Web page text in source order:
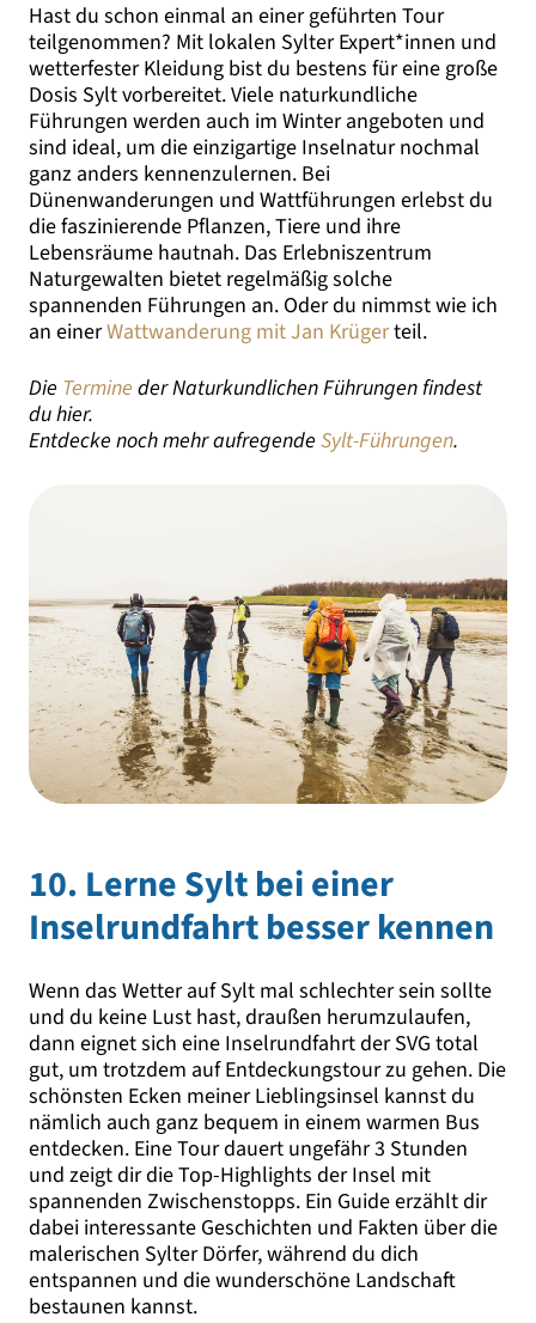
Hast du schon einmal an einer geführten Tour
teilgenommen? Mit lokalen Sylter Expert*innen und
wetterfester Kleidung bist du bestens für eine große
Dosis Sylt vorbereitet. Viele naturkundliche
Führungen werden auch im Winter angeboten und
sind ideal, um die einzigartige Inselnatur nochmal
ganz anders kennenzulernen. Bei
Dünenwanderungen und Wattführungen erlebst du
die faszinierende Pflanzen, Tiere und ihre
Lebensräume hautnah. Das Erlebniszentrum
Naturgewalten bietet regelmäßig solche
spannenden Führungen an. Oder du nimmst wie ich
an einerWattwanderung mit Jan Krügerteil.
Die Termine der Naturkundlichen Führungen findest
du hier.
Entdecke noch mehr aufregende Sylt-Führungen.
10. Lerne Sylt bei einer
Inselrundfahrt besser kennen
Wenn das Wetter auf Sylt mal schlechter sein sollte
und du keine Lust hast, draußen herumzulaufen,
dann eignet sich eine Inselrundfahrt der SVG total
gut, um trotzdem auf Entdeckungstour zu gehen. Die
schönsten Ecken meiner Lieblingsinsel kannst du
nämlich auch ganz bequem in einem warmen Bus
entdecken. Eine Tour dauert ungefähr 3 Stunden
und zeigt dir die Top-Highlights der Insel mit
spannenden Zwischenstopps. Ein Guide erzählt dir
dabei interessante Geschichten und Fakten über die
malerischen Sylter Dörfer, während du dich
entspannen und die wunderschöne Landschaft
bestaunen kannst.